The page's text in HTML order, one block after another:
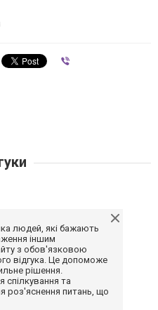
людей, які бажають
іншим
з обов'язковою
відгука. Це допоможе
рішення.
спілкування та
роз'яснення питань, що